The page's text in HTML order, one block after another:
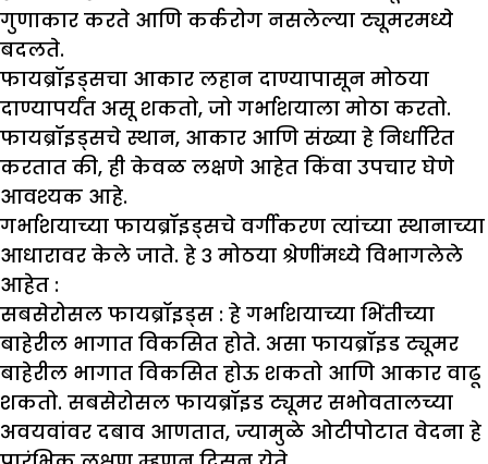
गुणाकार करते आणि कर्करोग नसलेल्या ट्यूमरमध्ये
बदलते.
फायब्रॉइड्सचा आकार लहान दाण्यापासून मोठया
दाण्यापर्यंत असू शकतो, जो गर्भाशयाला मोठा करतो.
फायब्रॉइड्सचे स्थान, आकार आणि संख्या हे निर्धारित
करतात की, ही केवळ लक्षणे आहेत किंवा उपचार घेणे
आवश्यक आहे.
गर्भाशयाच्या फायब्रॉइड्सचे वर्गीकरण त्यांच्या स्थानाच्या
आधारावर केले जाते. हे ३ मोठया श्रेणींमध्ये विभागलेले
आहेत :
सबसेरोसल फायब्रॉइड्स : हे गर्भाशयाच्या भिंतीच्या
बाहेरील भागात विकसित होते. असा फायब्रॉइड ट्यूमर
बाहेरील भागात विकसित होऊ शकतो आणि आकार वाढू
शकतो. सबसेरोसल फायब्रॉइड ट्यूमर सभोवतालच्या
अवयवांवर दबाव आणतात, ज्यामुळे ओटीपोटात वेदना हे